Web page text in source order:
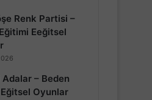
Renk Partisi –
Eeğitsel
– Beden
Oyunlar